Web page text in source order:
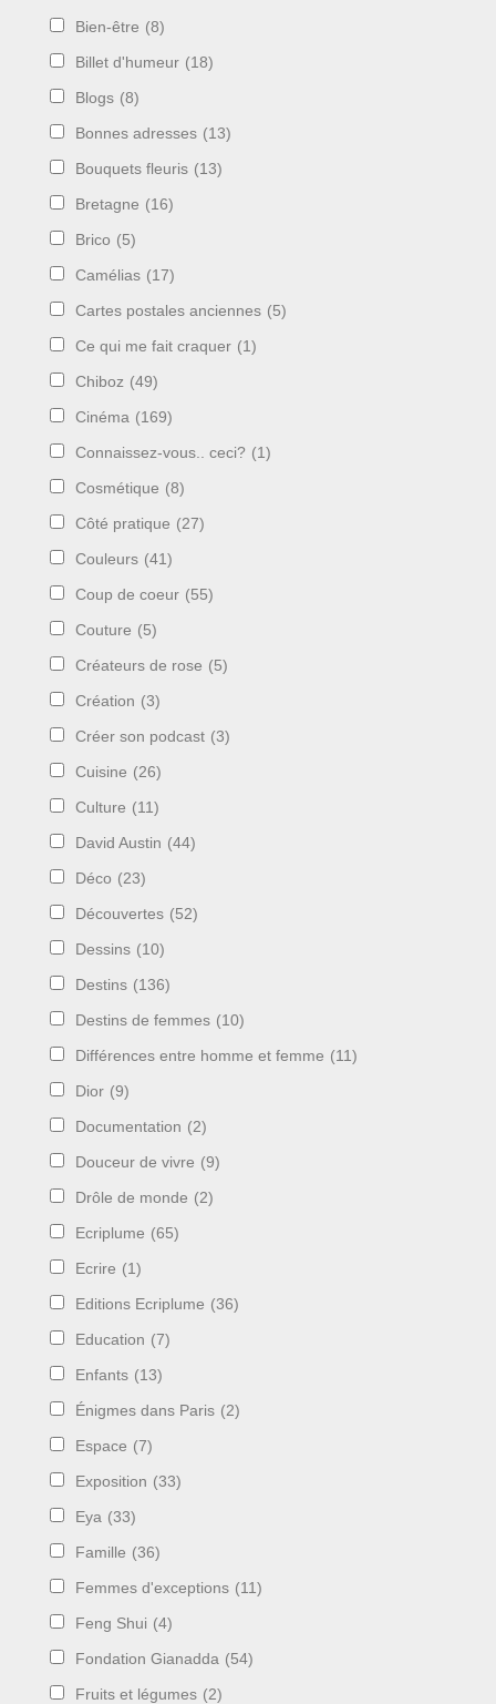
Bien-être (8)
Billet d'humeur (18)
Blogs (8)
Bonnes adresses (13)
Bouquets fleuris (13)
Bretagne (16)
Brico (5)
Camélias (17)
Cartes postales anciennes (5)
Ce qui me fait craquer (1)
Chiboz (49)
Cinéma (169)
Connaissez-vous.. ceci? (1)
Cosmétique (8)
Côté pratique (27)
Couleurs (41)
Coup de coeur (55)
Couture (5)
Créateurs de rose (5)
Création (3)
Créer son podcast (3)
Cuisine (26)
Culture (11)
David Austin (44)
Déco (23)
Découvertes (52)
Dessins (10)
Destins (136)
Destins de femmes (10)
Différences entre homme et femme (11)
Dior (9)
Documentation (2)
Douceur de vivre (9)
Drôle de monde (2)
Ecriplume (65)
Ecrire (1)
Editions Ecriplume (36)
Education (7)
Enfants (13)
Énigmes dans Paris (2)
Espace (7)
Exposition (33)
Eya (33)
Famille (36)
Femmes d'exceptions (11)
Feng Shui (4)
Fondation Gianadda (54)
Fruits et légumes (2)